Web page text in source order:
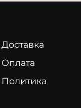
Доставка
Оплата
Политика